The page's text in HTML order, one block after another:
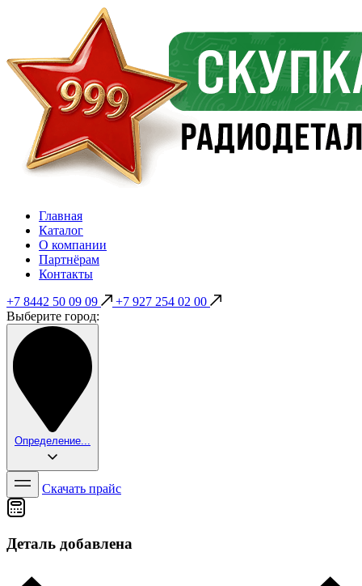
Главная
Каталог
О компании
Партнёрам
Контакты
+7 8442 50 09 09
+7 927 254 02 00
Выберите город:
Определение...
Скачать прайс
Деталь добавлена